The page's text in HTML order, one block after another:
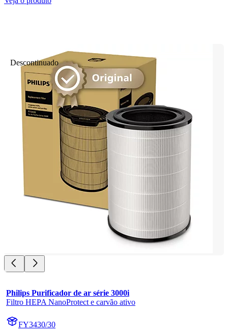
Descontinuado
Philips Purificador de ar série 3000i
Filtro HEPA NanoProtect e carvão ativo
FY3430/30